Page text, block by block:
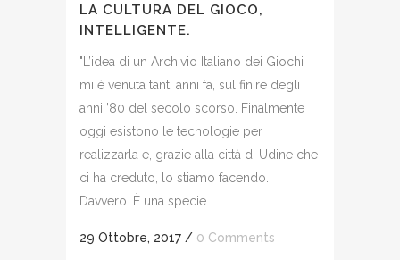
LA CULTURA DEL GIOCO,
INTELLIGENTE.
"L’idea di un Archivio Italiano dei Giochi
mi è venuta tanti anni fa, sul finire degli
anni ’80 del secolo scorso. Finalmente
oggi esistono le tecnologie per
realizzarla e, grazie alla città di Udine che
ci ha creduto, lo stiamo facendo.
Davvero. È una specie...
29 Ottobre, 2017 / 0 Comments